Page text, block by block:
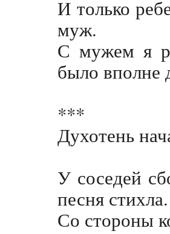
И только
муж.
С мужем я
было вполне
***
Духотень
У соседей
песня стихла.
Со стороны